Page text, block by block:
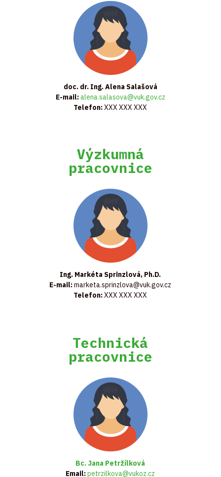
doc. dr. Ing. Alena Salašová
E-mail:alena.salasova@vuk.gov.cz
Telefon:XXX XXX XXX
Výzkumná
pracovnice
Ing. Markéta Sprinzlová, Ph.D.
E-mail:marketa.sprinzlova@vuk.gov.cz
Telefon:XXX XXX XXX
Technická
pracovnice
Bc. Jana Petržílková
Email:petrzilkova@vukoz.cz